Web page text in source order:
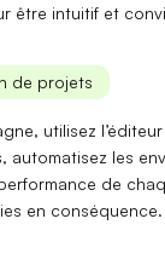
être intuitif et
de projets
, utilisez
automatisez les
de
en conséquence.